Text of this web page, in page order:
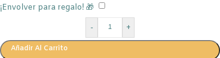
¡Envolver para regalo! 🎁
-
+
Añadir Al Carrito